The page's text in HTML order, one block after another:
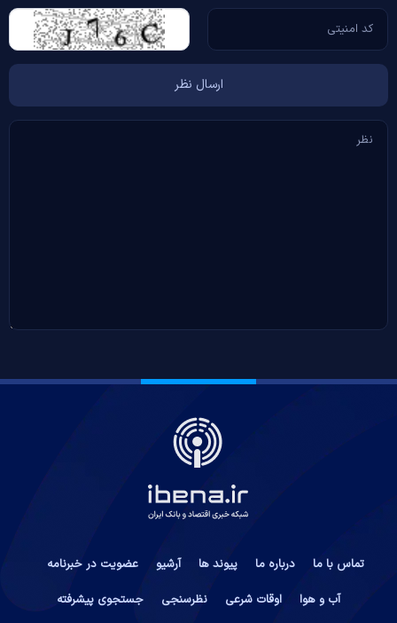
تماس با ما درباره ما پیوند ها آرشیو
عضویت در خبرنامه
آب و هوا
اوقات شرعی نظرسنجی جستجوی پیشرفته